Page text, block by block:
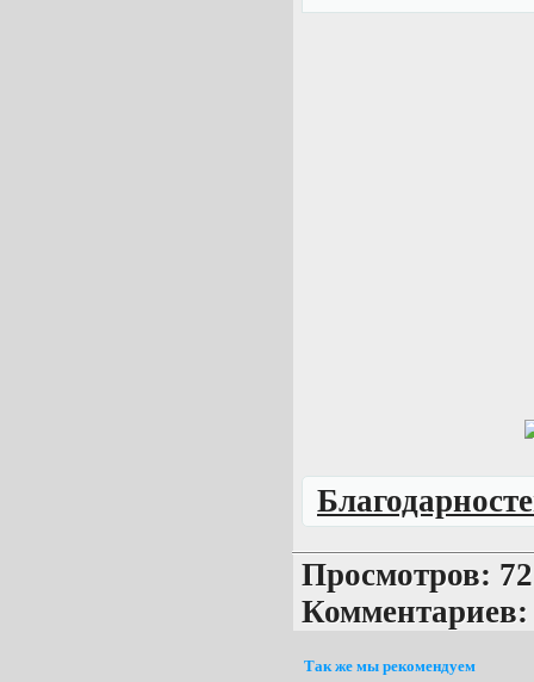
Просмотров:
Комментариев:
Так же мы рекомендуем